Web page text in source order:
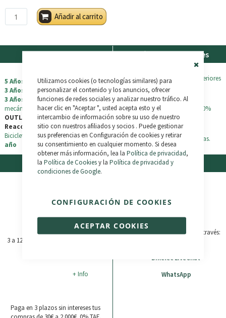
Close
Cookie
Utilizamos cookies (o tecnologías similares) para
personalizar el contenido y los anuncios, ofrecer
funciones de redes sociales y analizar nuestro tráfico. Al
hacer clic en "Aceptar ", usted acepta esto y el
intercambio de información sobre su uso de nuestro
sitio con nuestros afiliados y socios . Puede gestionar
sus preferencias en Configuración de cookies y retirar
su consentimiento en cualquier momento. Si desea
obtener más información, lea la Política de privacidad,
la Política de Cookiesy la Política de privacidad y
condiciones de Google.
ACEPTAR COOKIES
CONFIGURACIÓN DE COOKIES
Añadir al carrito
Garantia
5 Años
en los cuadros de bicicleta y
3 Años
en los de triciclos
3 Años
en los componentes
mecánicos y eléctricos
OUTLET / Prueba / Usados /
Reacondicionados
Bicicletas + triciclos: garantía de1
año
Envíos y Devoluciones
ENVÍO GRATISen pedidos superiores
a 500€. *
Todos los pedidos se envían 100%
assegurados.
Devuelve tu pedido en 30 dias.
Financiación
+ Info
3 a 12 Meses, aprobación inmediata
+ Info
Paga en 3 plazos sin intereses tus
Soporte
Consulta las
Frecuenteso contáctanos a través:
Bikelec LiveChat
WhatsApp